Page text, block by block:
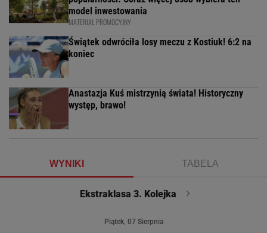
model inwestowania
MATERIAŁ PROMOCYJNY
Świątek odwróciła losy meczu z Kostiuk! 6:2 na
koniec
Anastazja Kuś mistrzynią świata! Historyczny
występ, brawo!
WYNIKI TABELA
Ekstraklasa 3. Kolejka
Piątek, 07 Sierpnia